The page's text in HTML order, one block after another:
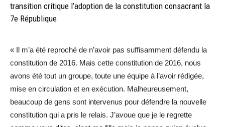
transition critique l’adoption de la constitution consacrant la
7e République.
« Il m’a été reproché de n’avoir pas suffisamment défendu la
constitution de 2016. Mais cette constitution de 2016, nous
avons été tout un groupe, toute une équipe à l’avoir rédigée,
mise en circulation et en exécution. Malheureusement,
beaucoup de gens sont intervenus pour défendre la nouvelle
constitution qui a pris le relais. J’avoue que je le regrette